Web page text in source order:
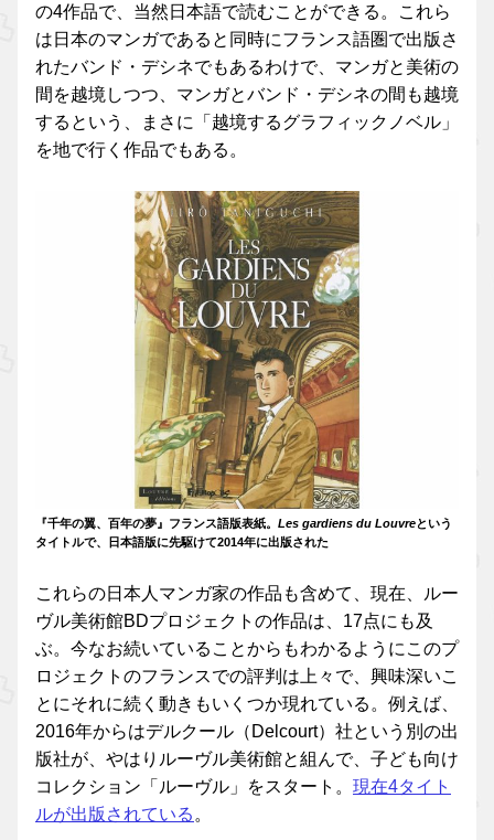
の4作品で、当然日本語で読むことができる。これら
は日本のマンガであると同時にフランス語圏で出版さ
れたバンド・デシネでもあるわけで、マンガと美術の
間を越境しつつ、マンガとバンド・デシネの間も越境
するという、まさに「越境するグラフィックノベル」
を地で行く作品でもある。
『千年の翼、百年の夢』フランス語版表紙。 Les gardiens du Louvreという
タイトルで、日本語版に先駆けて2014年に出版された
これらの日本人マンガ家の作品も含めて、現在、ルー
ヴル美術館BDプロジェクトの作品は、17点にも及
ぶ。今なお続いていることからもわかるようにこのプ
ロジェクトのフランスでの評判は上々で、興味深いこ
とにそれに続く動きもいくつか現れている。例えば、
2016年からはデルクール（Delcourt）社という別の出
版社が、やはりルーヴル美術館と組んで、子ども向け
コレクション「ルーヴル」をスタート。 現在4タイト
ルが出版されている 。